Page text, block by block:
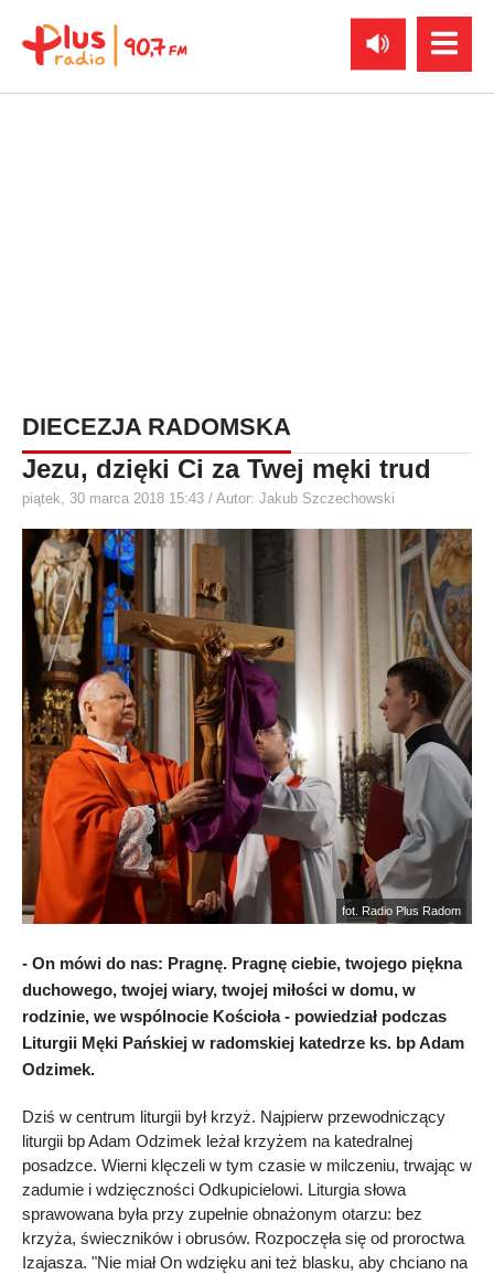
DIECEZJA RADOMSKA
Jezu, dzięki Ci za Twej męki trud
piątek, 30 marca 2018 15:43 / Autor: Jakub Szczechowski
fot. Radio Plus Radom
- On mówi do nas: Pragnę. Pragnę ciebie, twojego piękna
duchowego, twojej wiary, twojej miłości w domu, w
rodzinie, we wspólnocie Kościoła - powiedział podczas
Liturgii Męki Pańskiej w radomskiej katedrze ks. bp Adam
Odzimek.
Dziś w centrum liturgii był krzyż. Najpierw przewodniczący
liturgii bp Adam Odzimek leżał krzyżem na katedralnej
posadzce. Wierni klęczeli w tym czasie w milczeniu, trwając w
zadumie i wdzięczności Odkupicielowi. Liturgia słowa
sprawowana była przy zupełnie obnażonym otarzu: bez
krzyża, świeczników i obrusów. Rozpoczęła się od proroctwa
Izajasza. "Nie miał On wdzięku ani też blasku, aby chciano na